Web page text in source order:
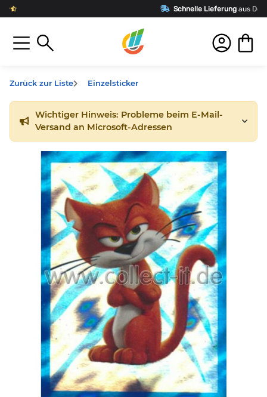
Schnelle Lieferungaus Deutschland
Zurück zur Liste Einzelsticker
Wichtiger Hinweis: Probleme beim E-Mail-
Versand an Microsoft-Adressen